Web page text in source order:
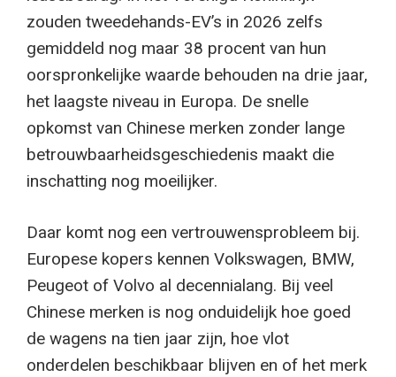
zouden tweedehands-EV’s in 2026 zelfs
gemiddeld nog maar 38 procent van hun
oorspronkelijke waarde behouden na drie jaar,
het laagste niveau in Europa. De snelle
opkomst van Chinese merken zonder lange
betrouwbaarheidsgeschiedenis maakt die
inschatting nog moeilijker.
Daar komt nog een vertrouwensprobleem bij.
Europese kopers kennen Volkswagen, BMW,
Peugeot of Volvo al decennialang. Bij veel
Chinese merken is nog onduidelijk hoe goed
de wagens na tien jaar zijn, hoe vlot
onderdelen beschikbaar blijven en of het merk